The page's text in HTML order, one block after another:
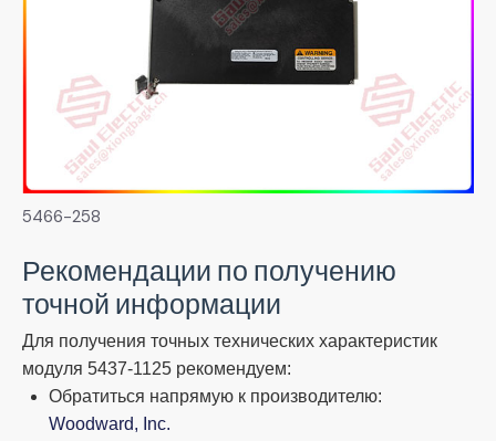
5466-258
Рекомендации по получению
точной информации
Для получения точных технических характеристик
модуля 5437-1125 рекомендуем:
Обратиться напрямую к производителю:
Woodward, Inc.